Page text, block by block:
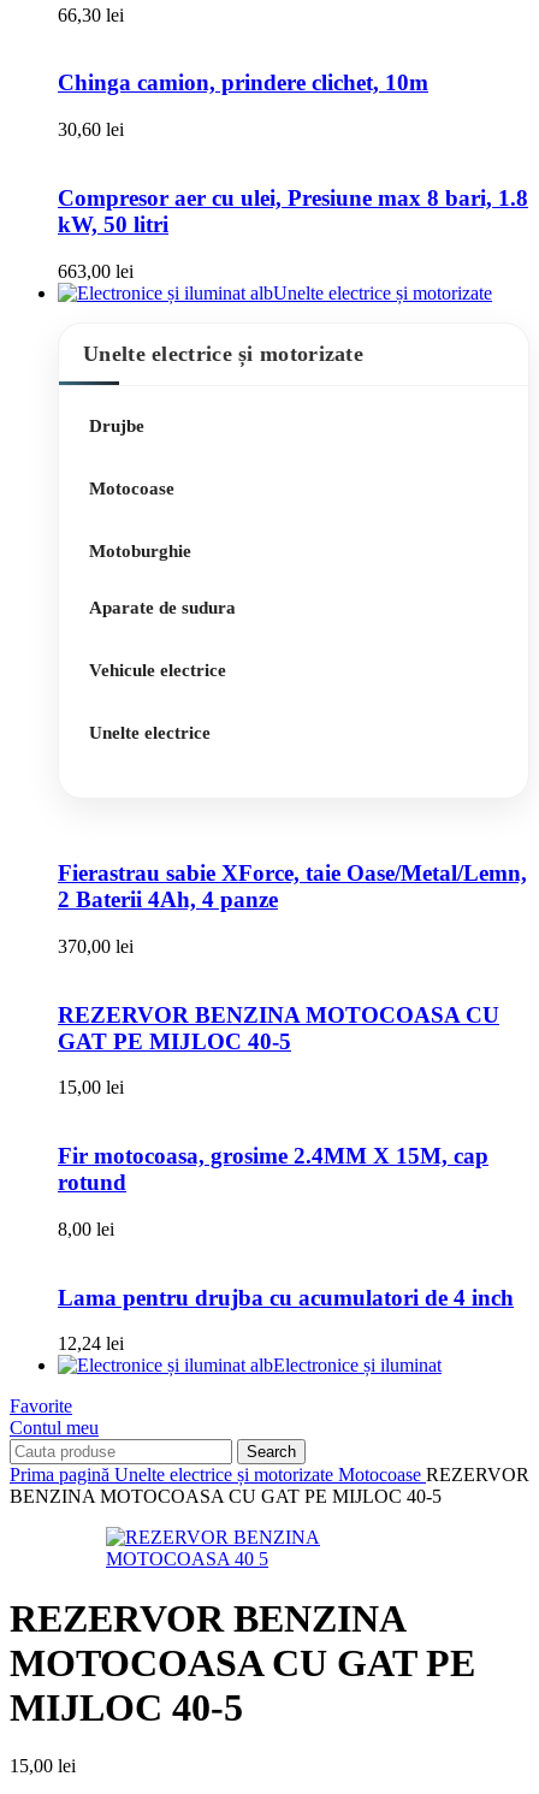
66,30 lei
Chinga camion, prindere clichet, 10m
30,60 lei
Compresor aer cu ulei, Presiune max 8 bari, 1.8
kW, 50 litri
663,00 lei
Unelte electrice și motorizate
Unelte electrice și motorizate
Drujbe
Motocoase
Motoburghie
Aparate de sudura
Vehicule electrice
Unelte electrice
Fierastrau sabie XForce, taie Oase/Metal/Lemn,
2 Baterii 4Ah, 4 panze
370,00 lei
REZERVOR BENZINA MOTOCOASA CU
GAT PE MIJLOC 40-5
15,00 lei
Fir motocoasa, grosime 2.4MM X 15M, cap
rotund
8,00 lei
Lama pentru drujba cu acumulatori de 4 inch
12,24 lei
Electronice și iluminat
Favorite
Contul meu
Search
Prima pagină Unelte electrice și motorizate Motocoase REZERVOR
BENZINA MOTOCOASA CU GAT PE MIJLOC 40-5
REZERVOR BENZINA
MOTOCOASA CU GAT PE
MIJLOC 40-5
15,00 lei